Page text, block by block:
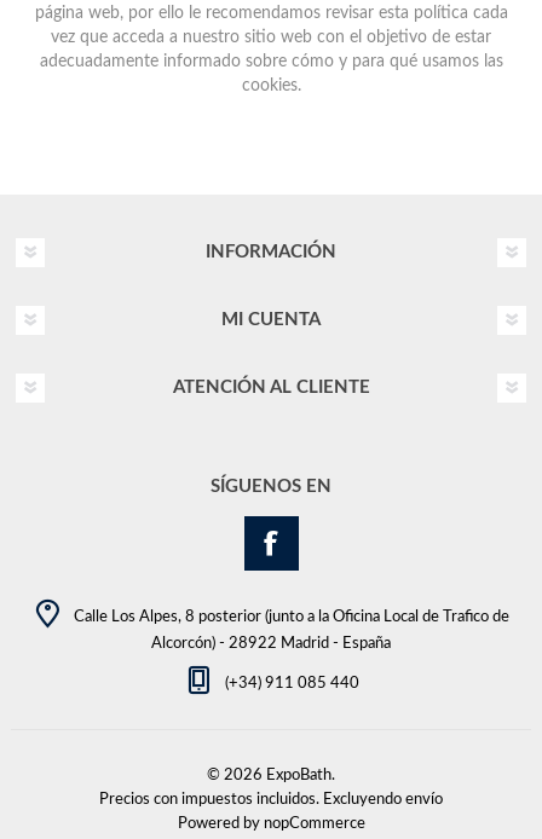
página web, por ello le recomendamos revisar esta política cada
vez que acceda a nuestro sitio web con el objetivo de estar
adecuadamente informado sobre cómo y para qué usamos las
cookies.
INFORMACIÓN
MI CUENTA
ATENCIÓN AL CLIENTE
SÍGUENOS EN
Calle Los Alpes, 8 posterior (junto a la Oficina Local de Trafico de
Alcorcón) - 28922 Madrid - España
(+34) 911 085 440
© 2026 ExpoBath.
Precios con impuestos incluidos. Excluyendo envío
Powered by nopCommerce